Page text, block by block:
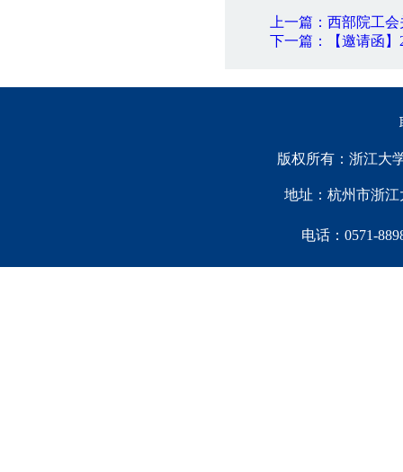
上一篇：西部院工
下一篇：【邀请函】
版权所有：浙江大
地址：杭州市浙江
电话：0571-